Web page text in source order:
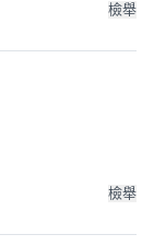
檢舉
檢舉